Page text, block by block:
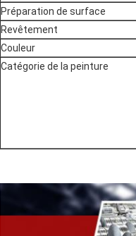
Préparation de surface
Revêtement
Couleur
Catégorie de la peinture